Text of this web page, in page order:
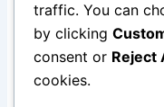
traffic. You can
by clicking
consent or Reject
cookies.